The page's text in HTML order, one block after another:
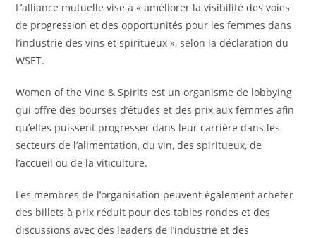
L’alliance mutuelle vise à « améliorer la visibilité des voies
de progression et des opportunités pour les femmes dans
l’industrie des vins et spiritueux », selon la déclaration du
WSET.
Women of the Vine & Spirits est un organisme de lobbying
qui offre des bourses d’études et des prix aux femmes afin
qu’elles puissent progresser dans leur carrière dans les
secteurs de l’alimentation, du vin, des spiritueux, de
l’accueil ou de la viticulture.
Les membres de l’organisation peuvent également acheter
des billets à prix réduit pour des tables rondes et des
discussions avec des leaders de l’industrie et des